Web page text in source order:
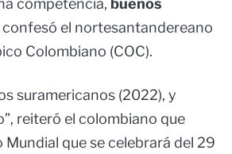
competencia, buenos
confesó el nortesantandereano
Colombiano (COC).
suramericanos (2022), y
reiteró el colombiano que
que se celebrará del 29